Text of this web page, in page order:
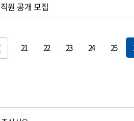
원 공개 모집
21 22 23 24 25